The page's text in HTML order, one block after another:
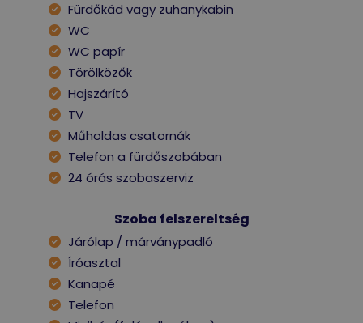
Fürdőkád vagy zuhanykabin
WC
WC papír
Törölközők
Hajszárító
TV
Műholdas csatornák
Telefon a fürdőszobában
24 órás szobaszerviz
Szoba felszereltség
Járólap / márványpadló
Íróasztal
Kanapé
Telefon